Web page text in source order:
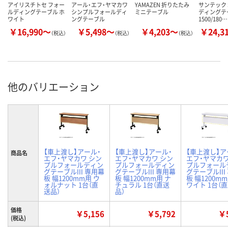
アイリスチトセ フォー
ルディングテーブル ホ
ワイト
￥16,990～（税込）
アール・エフ・ヤマカワ
シンプルフォールディ
ングテーブル
￥5,498～（税込）
YAMAZEN 折りたたみ
ミニテーブル
￥4,203～（税込）
サンテック
ディング
1500/180…
￥
他のバリエーション
商品名 【車上渡し】アール・
エフ・ヤマカワ シン
プルフォールディン
グテーブルIII 専用幕
板 幅1200mm用 ウ
ォルナット 1台（直
送品）
【車上渡し】アール・
エフ・ヤマカワ シン
プルフォールディン
グテーブルIII 専用幕
板 幅1200mm用 ナ
チュラル 1台（直送
品）
【車上渡し】
エフ・ヤマカ
プルフォー
グテーブルIII
板 幅
ワイト 1台（
価格
(税込)
￥5,156 ￥5,792